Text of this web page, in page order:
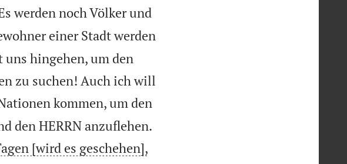
werden noch Völker und
einer Stadt werden
uns hingehen, um den
zu suchen! Auch ich will
kommen, um den
den HERRN anzuflehen.
[wird es geschehen],